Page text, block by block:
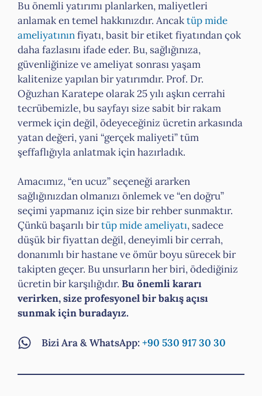
Bu önemli yatırımı planlarken, maliyetleri
anlamak en temel hakkınızdır. Ancaktüp mide
ameliyatınınfiyatı, basit bir etiket fiyatından çok
daha fazlasını ifade eder. Bu, sağlığınıza,
güvenliğinize ve ameliyat sonrası yaşam
kalitenize yapılan bir yatırımdır. Prof. Dr.
Oğuzhan Karatepe olarak 25 yılı aşkın cerrahi
tecrübemizle, bu sayfayı size sabit bir rakam
vermek için değil, ödeyeceğiniz ücretin arkasında
yatan değeri, yani “gerçek maliyeti” tüm
şeffaflığıyla anlatmak için hazırladık.
Amacımız, “en ucuz” seçeneği ararken
sağlığınızdan olmanızı önlemek ve “en doğru”
seçimi yapmanız için size bir rehber sunmaktır.
Çünkü başarılı birtüp mide ameliyatı, sadece
düşük bir fiyattan değil, deneyimli bir cerrah,
donanımlı bir hastane ve ömür boyu sürecek bir
takipten geçer. Bu unsurların her biri, ödediğiniz
ücretin bir karşılığıdır. Bu önemli kararı
verirken, size profesyonel bir bakış açısı
sunmak için buradayız.
Bizi Ara & WhatsApp:+90 530 917 30 30